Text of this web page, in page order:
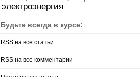
электроэнергия
Будьте всегда в курсе:
RSS на все статьи
RSS на все комментарии